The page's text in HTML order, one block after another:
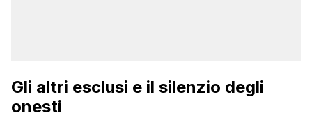
Gli altri esclusi e il silenzio degli
onesti